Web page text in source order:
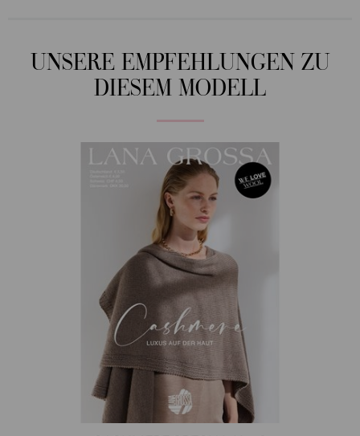
UNSERE EMPFEHLUNGEN ZU
DIESEM MODELL